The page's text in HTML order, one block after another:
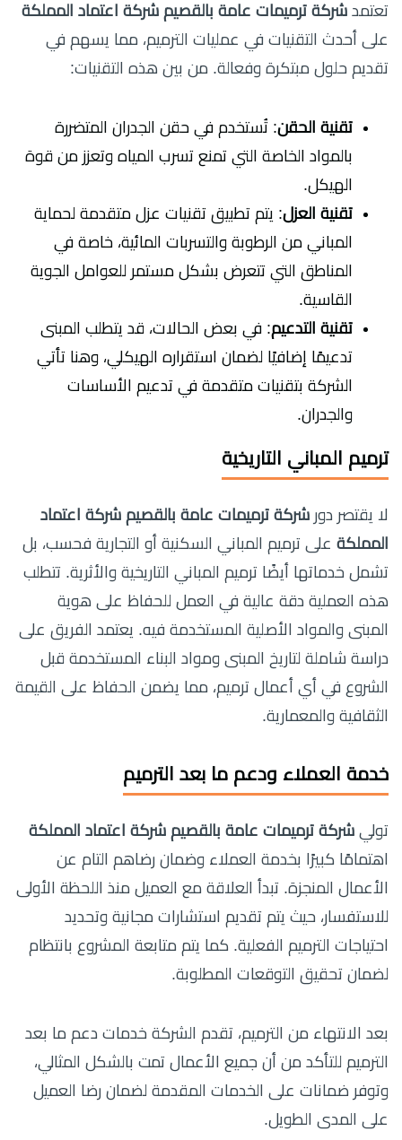
تعتمد شركة ترميمات عامة بالقصيم شركة اعتماد المملكة
على أحدث التقنيات في عمليات الترميم، مما يسهم في
تقديم حلول مبتكرة وفعالة. من بين هذه التقنيات:
تقنية الحقن: تُستخدم في حقن الجدران المتضررة
بالمواد الخاصة التي تمنع تسرب المياه وتعزز من قوة
الهيكل.
تقنية العزل: يتم تطبيق تقنيات عزل متقدمة لحماية
المباني من الرطوبة والتسربات المائية، خاصة في
المناطق التي تتعرض بشكل مستمر للعوامل الجوية
القاسية.
تقنية التدعيم: في بعض الحالات، قد يتطلب المبنى
تدعيمًا إضافيًا لضمان استقراره الهيكلي، وهنا تأتي
الشركة بتقنيات متقدمة في تدعيم الأساسات
والجدران.
ترميم المباني التاريخية
لا يقتصر دور شركة ترميمات عامة بالقصيم شركة اعتماد
المملكة على ترميم المباني السكنية أو التجارية فحسب، بل
تشمل خدماتها أيضًا ترميم المباني التاريخية والأثرية. تتطلب
هذه العملية دقة عالية في العمل للحفاظ على هوية
المبنى والمواد الأصلية المستخدمة فيه. يعتمد الفريق على
دراسة شاملة لتاريخ المبنى ومواد البناء المستخدمة قبل
الشروع في أي أعمال ترميم، مما يضمن الحفاظ على القيمة
الثقافية والمعمارية.
خدمة العملاء ودعم ما بعد الترميم
تولي شركة ترميمات عامة بالقصيم شركة اعتماد المملكة
اهتمامًا كبيرًا بخدمة العملاء وضمان رضاهم التام عن
الأعمال المنجزة. تبدأ العلاقة مع العميل منذ اللحظة الأولى
للاستفسار، حيث يتم تقديم استشارات مجانية وتحديد
احتياجات الترميم الفعلية. كما يتم متابعة المشروع بانتظام
لضمان تحقيق التوقعات المطلوبة.
بعد الانتهاء من الترميم، تقدم الشركة خدمات دعم ما بعد
الترميم للتأكد من أن جميع الأعمال تمت بالشكل المثالي،
وتوفر ضمانات على الخدمات المقدمة لضمان رضا العميل
على المدى الطويل.